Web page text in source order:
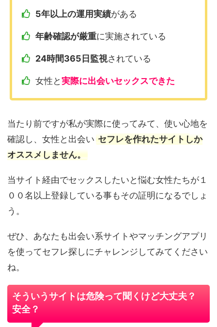
5年以上の運用実績がある
年齢確認が厳重に実施されている
24時間365日監視されている
女性と実際に出会いセックスできた
当たり前ですが私が実際に使ってみて、使い心地を
確認し、女性と出会い セフレを作れたサイトしか
オススメしません。
当サイト経由でセックスしたいと悩む女性たちが１
００名以上登録している事もその証明になるでしょ
う。
ぜひ、あなたも出会い系サイトやマッチングアプリ
を使ってセフレ探しにチャレンジしてみてください
ね。
そういうサイトは危険って聞くけど大丈夫？
安全？